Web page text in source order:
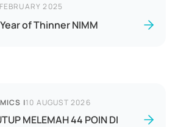
2025
of Thinner NIMM
|10 AUGUST 2026
MELEMAH 44 POIN DI